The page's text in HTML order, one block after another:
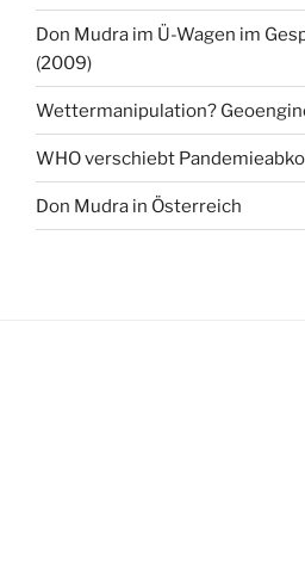
Don Mudra im Ü-Wagen im
(2009)
Wettermanipulation?
WHO verschiebt
Don Mudra in Österreich